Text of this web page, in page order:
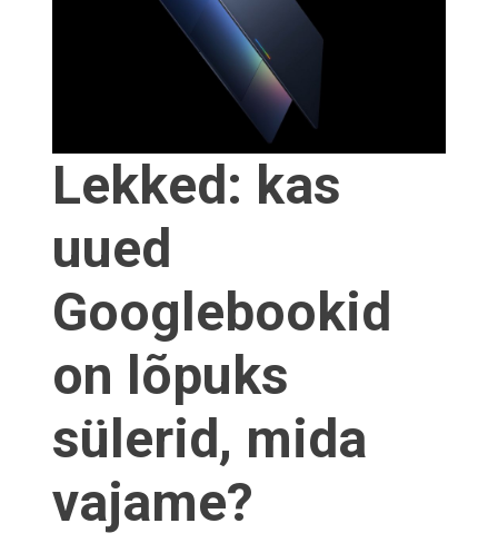
Lekked: kas
uued
Googlebookid
on lõpuks
sülerid, mida
vajame?